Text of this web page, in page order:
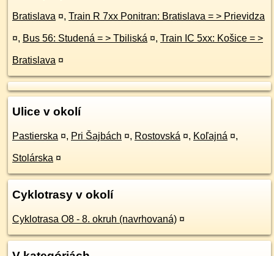
Bratislava ¤, Train R 7xx Ponitran: Bratislava = > Prievidza
¤, Bus 56: Studená = > Tbiliská ¤, Train IC 5xx: Košice = >
Bratislava ¤
Ulice v okolí
Pastierska ¤, Pri Šajbách ¤, Rostovská ¤, Koľajná ¤,
Stolárska ¤
Cyklotrasy v okolí
Cyklotrasa O8 - 8. okruh (navrhovaná) ¤